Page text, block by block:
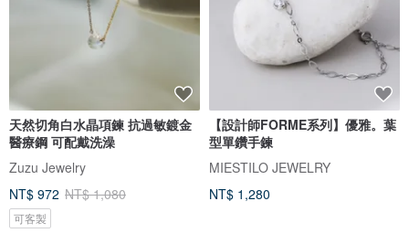
天然切角白水晶項鍊 抗過敏鍍金
醫療鋼 可配戴洗澡
Zuzu Jewelry
NT$ 972 NT$ 1,080
可客製
【設計師FORME系列】優雅。葉
型單鑽手鍊
MIESTILO JEWELRY
NT$ 1,280